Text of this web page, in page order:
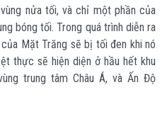
nửa tối, và chỉ một phần của
bóng tối. Trong quá trình diễn ra
Mặt Trăng sẽ bị tối đen khi nó
thực sẽ hiện diện ở hầu hết khu
trung tâm Châu Á, và Ấn Độ